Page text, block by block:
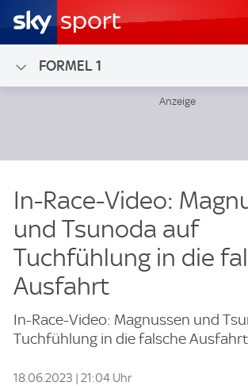
FORMEL 1
In-Race-Video:
und Tsunoda auf
Tuchfühlung in die
Ausfahrt
In-Race-Video: Magnussen und
Tuchfühlung in die falsche Ausfahrt
18.06.2023 | 21:04 Uhr